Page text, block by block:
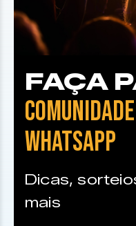
FAÇA
WHATSAPP
Dicas,
mais